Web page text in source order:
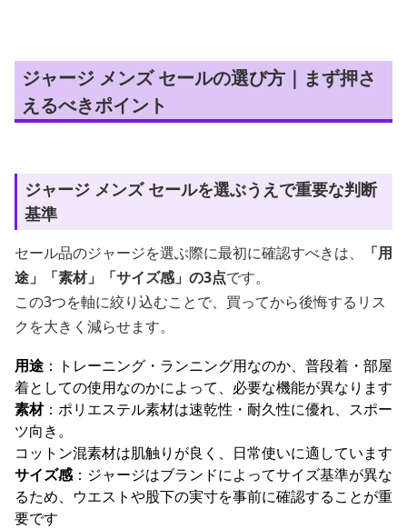
ジャージ メンズ セールの選び方｜まず押さ
えるべきポイント
ジャージ メンズ セールを選ぶうえで重要な判断
基準
セール品のジャージを選ぶ際に最初に確認すべきは、
「用
途」「素材」「サイズ感」の3点です。
この3つを軸に絞り込むことで、買ってから後悔するリス
クを大きく減らせます。
用途 ：トレーニング・ランニング用なのか、普段着・部屋
着としての使用なのかによって、必要な機能が異なります
素材：ポリエステル素材は速乾性・耐久性に優れ、スポー
ツ向き。
コットン混素材は肌触りが良く、日常使いに適しています
サイズ感：ジャージはブランドによってサイズ基準が異な
るため、ウエストや股下の実寸を事前に確認することが重
要です